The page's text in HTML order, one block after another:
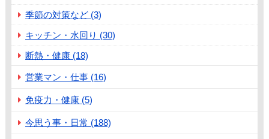
季節の対策など (3)
キッチン・水回り (30)
断熱・健康 (18)
営業マン・仕事 (16)
免疫力・健康 (5)
今思う事・日常 (188)